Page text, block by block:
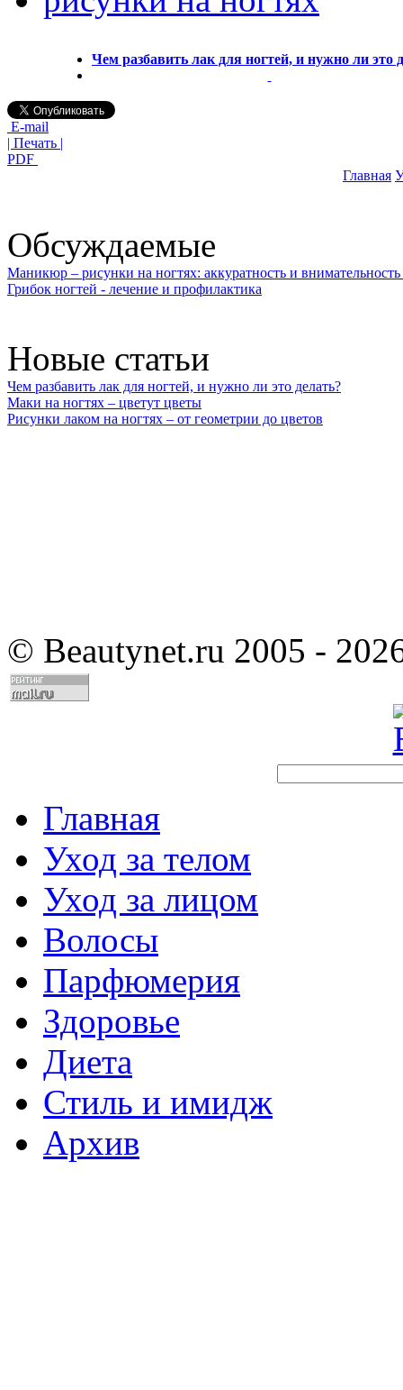
Чем разбавить лак для ногтей, и нужно ли это
E-mail
| Печать |
PDF
Главная
Обсуждаемые
Маникюр – рисунки на ногтях: аккуратность и
Грибок ногтей - лечение и профилактика
Новые статьи
Чем разбавить лак для ногтей, и нужно ли это делать?
Маки на ногтях – цветут цветы
Рисунки лаком на ногтях – от геометрии до цветов
© Beautynet.ru 2005 -
Главная
Уход за телом
Уход за лицом
Волосы
Парфюмерия
Здоровье
Диета
Стиль и имидж
Архив